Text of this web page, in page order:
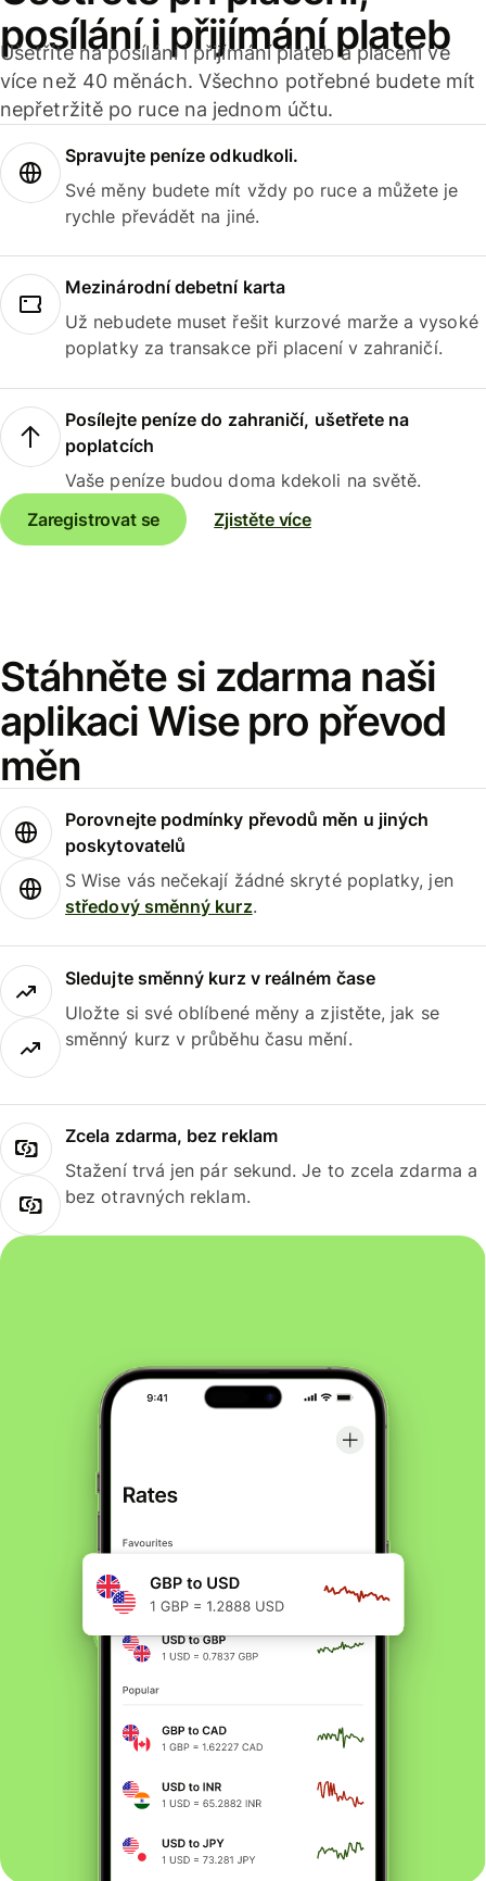
posílání i přijímání plateb
Ušetříte na posílání i přijímání plateb a placení ve
více než 40 měnách. Všechno potřebné budete mít
nepřetržitě po ruce na jednom účtu.
Spravujte peníze odkudkoli.
Své měny budete mít vždy po ruce a můžete je
rychle převádět na jiné.
Mezinárodní debetní karta
Už nebudete muset řešit kurzové marže a vysoké
poplatky za transakce při placení v zahraničí.
Posílejte peníze do zahraničí, ušetřete na
poplatcích
Vaše peníze budou doma kdekoli na světě.
Zaregistrovat se
Zjistěte více
Stáhněte si zdarma naši
aplikaci Wise pro převod
měn
Porovnejte podmínky převodů měn u jiných
poskytovatelů
S Wise vás nečekají žádné skryté poplatky, jen
středový směnný kurz.
Sledujte směnný kurz v reálném čase
Uložte si své oblíbené měny a zjistěte, jak se
směnný kurz v průběhu času mění.
Zcela zdarma, bez reklam
Stažení trvá jen pár sekund. Je to zcela zdarma a
bez otravných reklam.